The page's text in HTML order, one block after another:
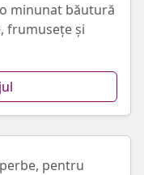
minunat băutură
frumusețe și
pentru